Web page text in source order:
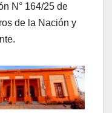
N° 164/25 de
de la Nación y